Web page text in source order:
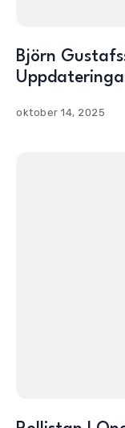
Björn
oktober 14, 2025